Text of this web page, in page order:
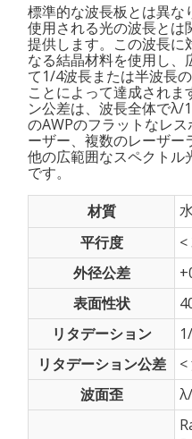
標準的な波長板とは異な
使用される光の波長とは
提供します。この波長
なる結晶材料を使用し、
て1/4波長または半波長
ことによって達成されま
ン公差は、波長全体でλ/
のAWPのフラットなレ
ーザー、複数のレーザ
他の広範囲なスペクトル
です。
材質
平行度
<
外径公差
表面性状
リタデーション
リタデーション公差
<
波面歪